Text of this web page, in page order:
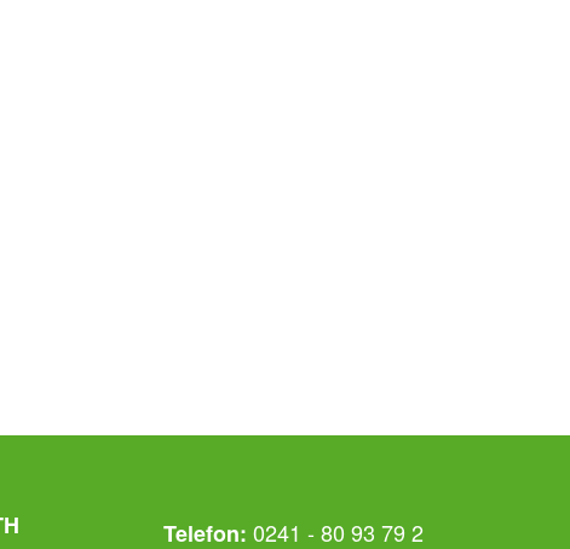
Telefon: 0241 - 80 93 79 2